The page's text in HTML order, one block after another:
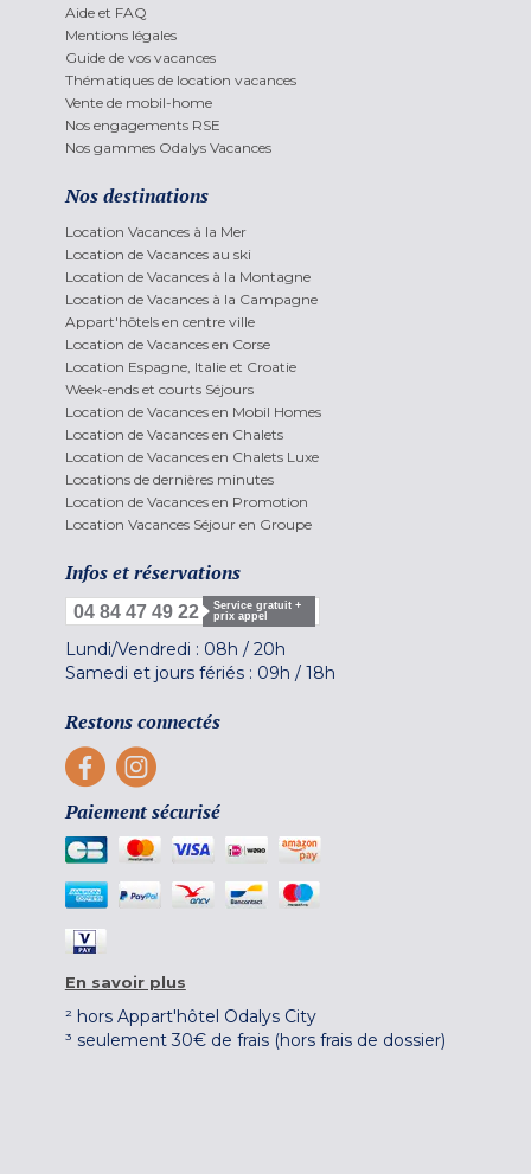
Aide et FAQ
Mentions légales
Guide de vos vacances
Thématiques de location vacances
Vente de mobil-home
Nos engagements RSE
Nos gammes Odalys Vacances
Nos destinations
Location Vacances à la Mer
Location de Vacances au ski
Location de Vacances à la Montagne
Location de Vacances à la Campagne
Appart'hôtels en centre ville
Location de Vacances en Corse
Location Espagne, Italie et Croatie
Week-ends et courts Séjours
Location de Vacances en Mobil Homes
Location de Vacances en Chalets
Location de Vacances en Chalets Luxe
Locations de dernières minutes
Location de Vacances en Promotion
Location Vacances Séjour en Groupe
Infos et réservations
04 84 47 49 22
Service gratuit +
prix appel
Lundi/Vendredi : 08h / 20h
Samedi et jours fériés : 09h / 18h
Restons connectés
Paiement sécurisé
En savoir plus
² hors Appart'hôtel Odalys City
³ seulement 30€ de frais (hors frais de dossier)